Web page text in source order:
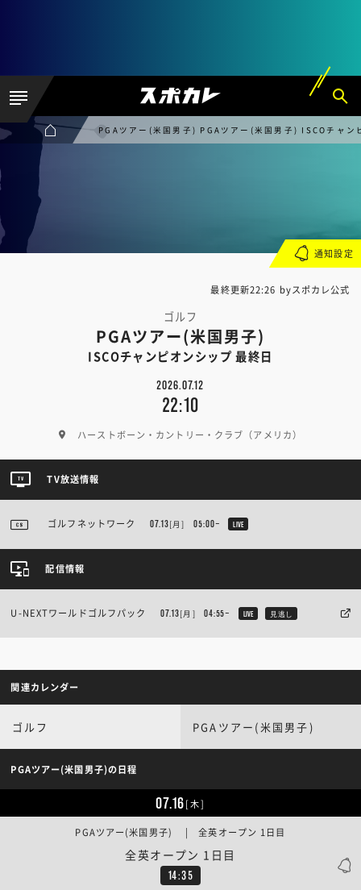
PGAツアー(米国男子) PGAツアー(米国男子) ISCOチャン
最終更新22:26 byスポカレ公式
ゴルフ
PGAツアー(米国男子)
ISCOチャンピオンシップ 最終日
2026.07.12
22:10
ハーストボーン・カントリー・クラブ（アメリカ）
通知設定
TV放送情報
ゴルフネットワーク 07.13[月] 05:00~ LIVE
配信情報
U-NEXTワールドゴルフパック 07.13[月] 04:55~ LIVE 見逃し
関連カレンダー
ゴルフ PGAツアー(米国男子)
PGAツアー(米国男子)の日程
07.16[木]
14:35
全英オープン 1日目
PGAツアー(米国男子) | 全英オープン 1日目